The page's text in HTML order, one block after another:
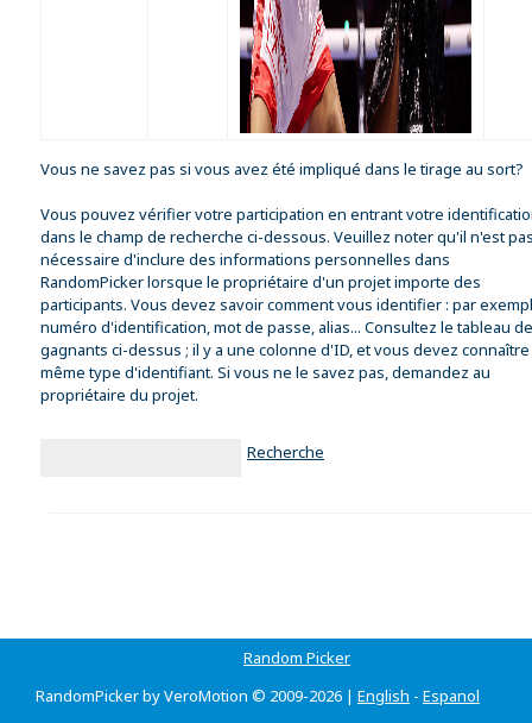
Vous ne savez pas si vous avez été impliqué dans le tirage au sort?
Vous pouvez vérifier votre participation en entrant votre
dans le champ de recherche ci-dessous. Veuillez noter qu'il n'est
nécessaire d'inclure des informations personnelles dans
RandomPicker lorsque le propriétaire d'un projet importe des
participants. Vous devez savoir comment vous identifier : par
numéro d'identification, mot de passe, alias... Consultez le tableau
gagnants ci-dessus ; il y a une colonne d'ID, et vous devez
même type d'identifiant. Si vous ne le savez pas, demandez au
propriétaire du projet.
Recherche
Random Picker
RandomPicker by VeroMotion © 2009-2026 | English - Espanol